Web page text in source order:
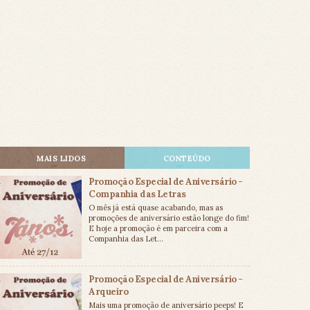
MAIS LIDOS CONTEÚDO
Promoção Especial de Aniversário -
Companhia das Letras
O mês já está quase acabando, mas as
promoções de aniversário estão longe do fim!
E hoje a promoção é em parceira com a
Companhia das Let...
Promoção Especial de Aniversário -
Arqueiro
Mais uma promoção de aniversário peeps! E